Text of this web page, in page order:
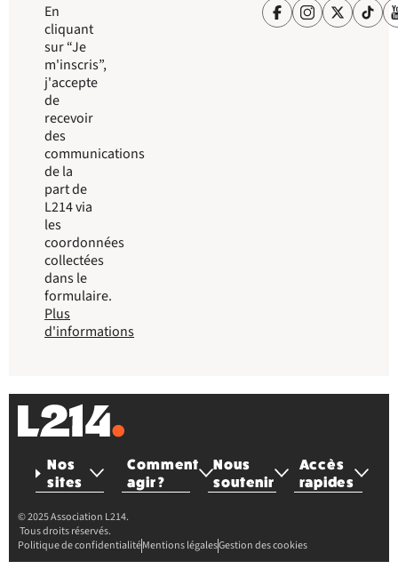
En
cliquant
sur “Je
m'inscris”,
j'accepte
de
recevoir
des
communications
de la
part de
L214 via
les
coordonnées
collectées
dans le
formulaire.
Plus
d'informations
Nos
sites
Comment
agir ?
Nous
soutenir
Accès
rapides
© 2025 Association L214.
Tous droits réservés.
Politique de confidentialitéMentions légalesGestion des cookies